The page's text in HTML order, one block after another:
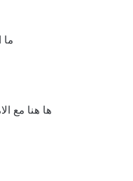
ما
ها هنا مع